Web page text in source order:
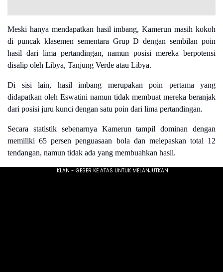
Meski hanya mendapatkan hasil imbang, Kamerun masih kokoh
di puncak klasemen sementara Grup D dengan sembilan poin
hasil dari lima pertandingan, namun posisi mereka berpotensi
disalip oleh Libya, Tanjung Verde atau Libya.
Di sisi lain, hasil imbang merupakan poin pertama yang
didapatkan oleh Eswatini namun tidak membuat mereka beranjak
dari posisi juru kunci dengan satu poin dari lima pertandingan.
Secara statistik sebenarnya Kamerun tampil dominan dengan
memiliki 65 persen penguasaan bola dan melepaskan total 12
tendangan, namun tidak ada yang membuahkan hasil.